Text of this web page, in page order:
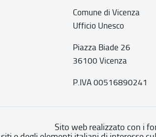
Comune di Vicenza
Ufficio Unesco
Piazza Biade 26
36100 Vicenza
P.IVA 00516890241
Sito web realizzato con i